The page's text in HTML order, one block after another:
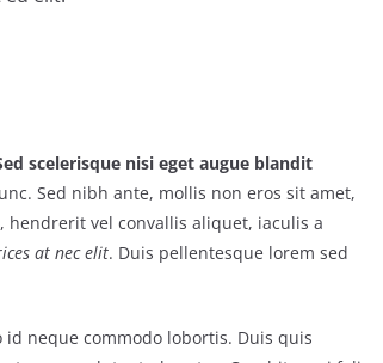
scelerisque nisi eget augue blandit
Sed nibh ante, mollis non eros sit amet,
vel convallis aliquet, iaculis a
at nec elit. Duis pellentesque lorem sed
neque commodo lobortis. Duis quis